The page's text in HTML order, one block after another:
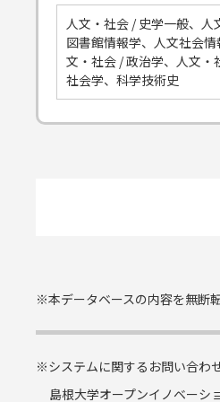
人文・社会 / 史学一般、人
図書館情報学、人文社会情
文・社会 / 政治学、人文・
社会学、科学技術史
※本データベースの内容を無断
※システムに関するお問い合わ
島根大学オープンイノベーシ